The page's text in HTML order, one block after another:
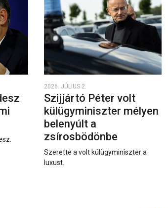
2026. JÚLIUS 2.
Szijjártó Péter volt
külügyminiszter mélyen
belenyúlt a
zsírosbödönbe
Szerette a volt külügyminiszter a
luxust.